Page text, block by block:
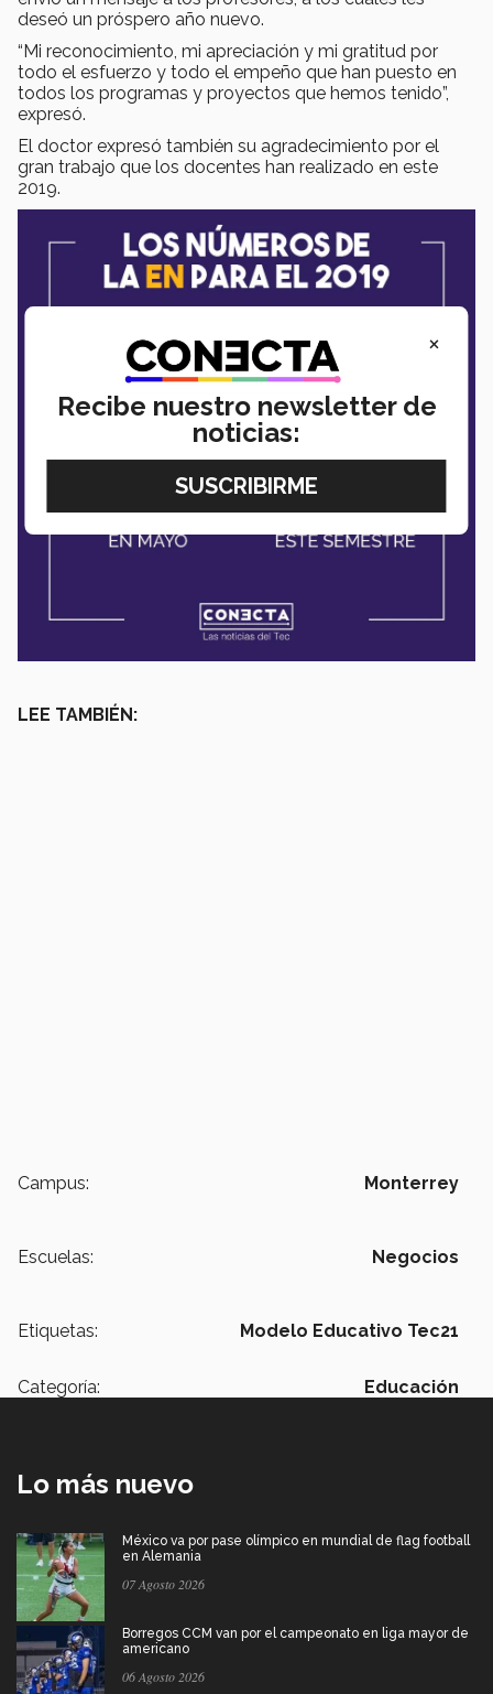
deseó un próspero año nuevo.
“Mi reconocimiento, mi apreciación y mi gratitud por
todo el esfuerzo y todo el empeño que han puesto en
todos los programas y proyectos que hemos tenido”,
expresó.
El doctor expresó también su agradecimiento por el
gran trabajo que los docentes han realizado en este
2019.
LEE TAMBIÉN:
Campus: Monterrey
Escuelas: Negocios
Etiquetas: Modelo Educativo Tec21
Categoría: Educación
Lo más nuevo
México va por pase olímpico en mundial de flag football
en Alemania
07 Agosto 2026
Borregos CCM van por el campeonato en liga mayor de
americano
06 Agosto 2026
×
Recibe nuestro newsletter de
noticias: